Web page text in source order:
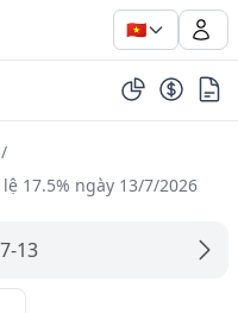
🇻🇳
/
17.5% ngày 13/7/2026
13